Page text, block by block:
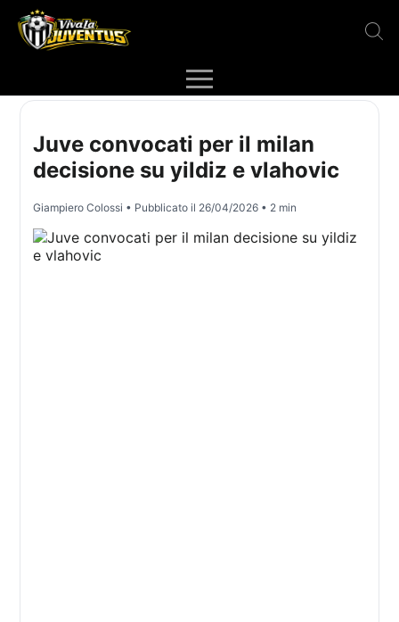
Juve convocati per il milan
decisione su yildiz e vlahovic
Giampiero Colossi • Pubblicato il 26/04/2026 • 2 min